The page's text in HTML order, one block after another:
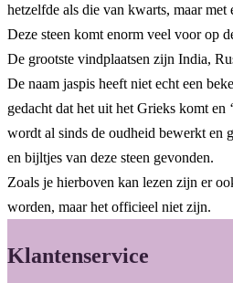
hetzelfde als die van kwarts, maar met
Deze steen komt enorm veel voor op
De grootste vindplaatsen zijn India,
De naam jaspis heeft niet echt een
gedacht dat het uit het Grieks komt en
wordt al sinds de oudheid bewerkt en
en bijltjes van deze steen gevonden.
Zoals je hierboven kan lezen zijn er
worden, maar het officieel niet zijn.
Klantenservice